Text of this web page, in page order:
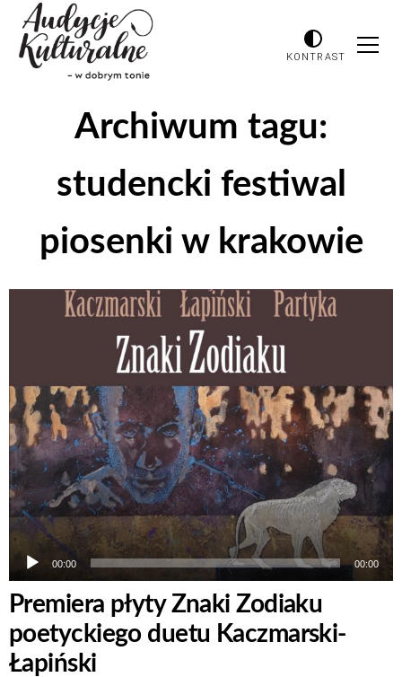
KONTRAST
Archiwum tagu:
studencki festiwal
piosenki w krakowie
Odtwarzacz
00:00 00:00
Premiera płyty Znaki Zodiaku
poetyckiego duetu Kaczmarski-
Łapiński